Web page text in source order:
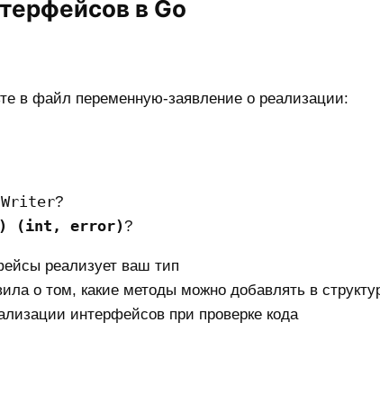
в Go
в файл переменную-заявление о реализации:
?
(int, error)?
реализует ваш тип
о том, какие методы можно добавлять в
интерфейсов при проверке кода